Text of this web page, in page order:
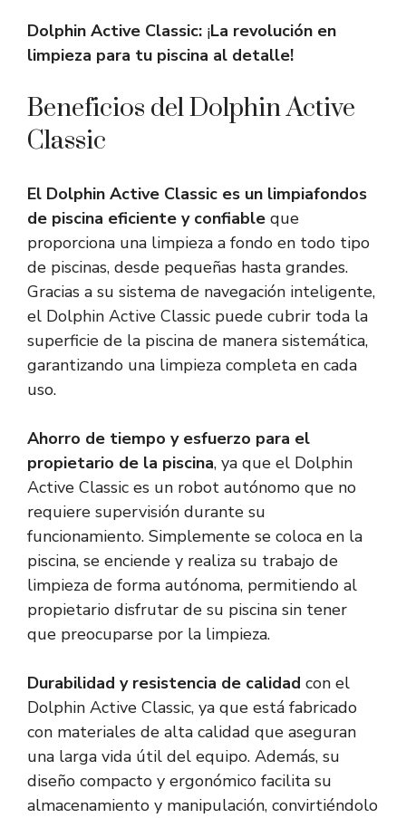
Dolphin Active Classic: ¡La revolución en
limpieza para tu piscina al detalle!
Beneficios del Dolphin Active
Classic
El Dolphin Active Classic es un limpiafondos
de piscina eficiente y confiable que
proporciona una limpieza a fondo en todo tipo
de piscinas, desde pequeñas hasta grandes.
Gracias a su sistema de navegación inteligente,
el Dolphin Active Classic puede cubrir toda la
superficie de la piscina de manera sistemática,
garantizando una limpieza completa en cada
uso.
Ahorro de tiempo y esfuerzo para el
propietario de la piscina, ya que el Dolphin
Active Classic es un robot autónomo que no
requiere supervisión durante su
funcionamiento. Simplemente se coloca en la
piscina, se enciende y realiza su trabajo de
limpieza de forma autónoma, permitiendo al
propietario disfrutar de su piscina sin tener
que preocuparse por la limpieza.
Durabilidad y resistencia de calidad con el
Dolphin Active Classic, ya que está fabricado
con materiales de alta calidad que aseguran
una larga vida útil del equipo. Además, su
diseño compacto y ergonómico facilita su
almacenamiento y manipulación, convirtiéndolo